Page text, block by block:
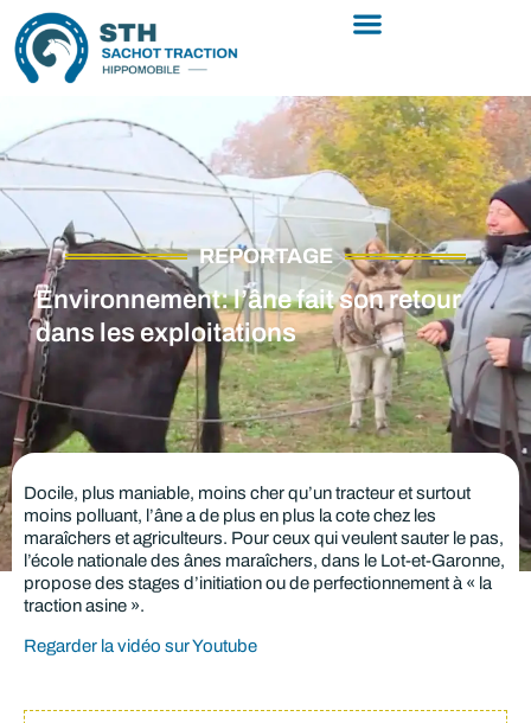
REPORTAGE
Environnement: l’âne fait son retour
dans les exploitations
Docile, plus maniable, moins cher qu’un tracteur et surtout
moins polluant, l’âne a de plus en plus la cote chez les
maraîchers et agriculteurs. Pour ceux qui veulent sauter le pas,
l’école nationale des ânes maraîchers, dans le Lot-et-Garonne,
propose des stages d’initiation ou de perfectionnement à « la
traction asine ».
Regarder la vidéo sur Youtube